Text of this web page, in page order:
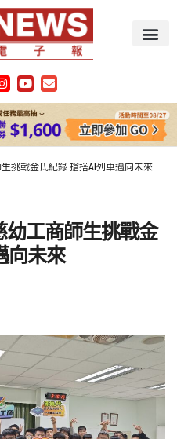
挑戰金氏紀錄 搶搭AI列車邁向未來
工商師生挑戰金
向未來